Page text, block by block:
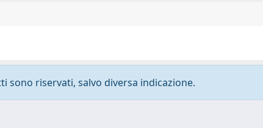
riservati, salvo diversa indicazione.